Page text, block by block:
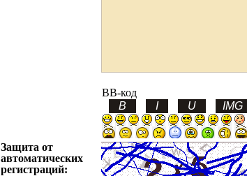
BB-код
Защита от
автоматических
регистраций: